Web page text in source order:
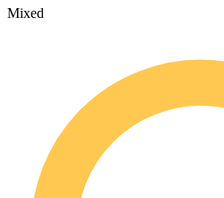
Mixed